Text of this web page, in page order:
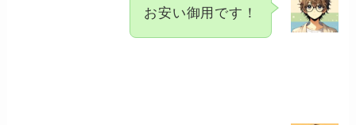
お安い御用です！